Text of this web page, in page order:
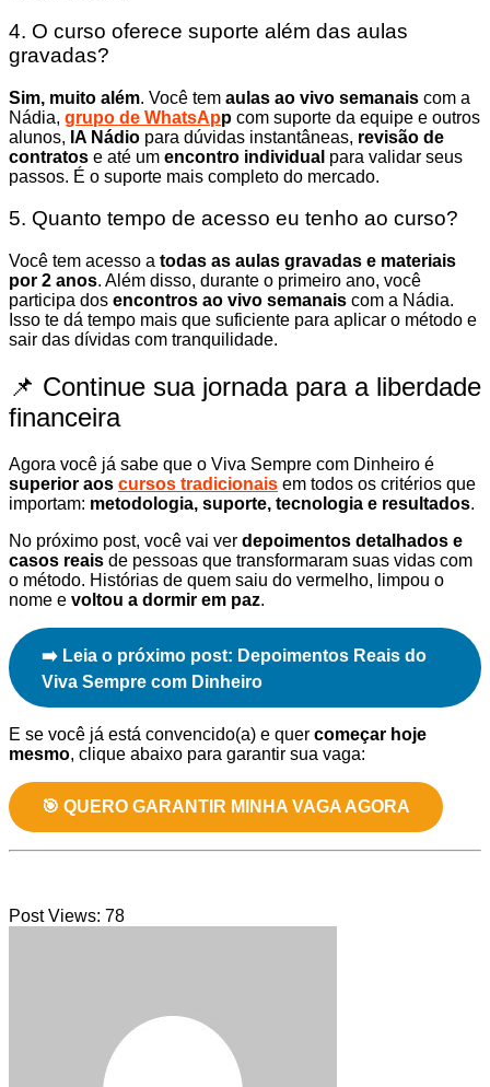
4. O curso oferece suporte além das aulas
gravadas?
Sim, muito além. Você tem aulas ao vivo semanais com a
Nádia, grupo de WhatsApp com suporte da equipe e outros
alunos, IA Nádio para dúvidas instantâneas, revisão de
contratos e até um encontro individual para validar seus
passos. É o suporte mais completo do mercado.
5. Quanto tempo de acesso eu tenho ao curso?
Você tem acesso a todas as aulas gravadas e materiais
por 2 anos. Além disso, durante o primeiro ano, você
participa dos encontros ao vivo semanais com a Nádia.
Isso te dá tempo mais que suficiente para aplicar o método e
sair das dívidas com tranquilidade.
📌 Continue sua jornada para a liberdade
financeira
Agora você já sabe que o Viva Sempre com Dinheiro é
superior aos cursos tradicionais em todos os critérios que
importam: metodologia, suporte, tecnologia e resultados.
No próximo post, você vai ver depoimentos detalhados e
casos reais de pessoas que transformaram suas vidas com
o método. Histórias de quem saiu do vermelho, limpou o
nome e voltou a dormir em paz.
➡️ Leia o próximo post: Depoimentos Reais do
Viva Sempre com Dinheiro
E se você já está convencido(a) e quer começar hoje
mesmo, clique abaixo para garantir sua vaga:
🎯 QUERO GARANTIR MINHA VAGA AGORA
Post Views: 78